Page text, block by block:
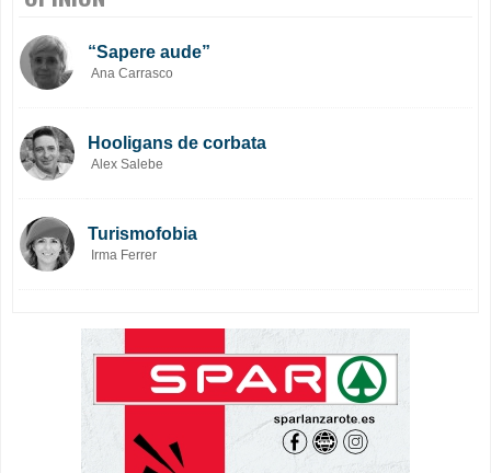
“Sapere aude”
Ana Carrasco
Hooligans de corbata
Alex Salebe
Turismofobia
Irma Ferrer